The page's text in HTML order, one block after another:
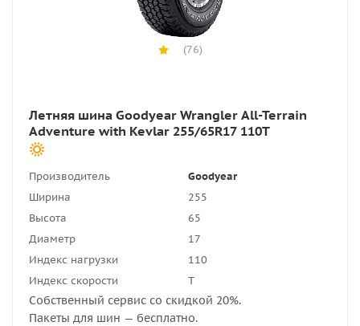
(76)
Летняя шина Goodyear Wrangler All-Terrain
Adventure with Kevlar 255/65R17 110T
Производитель
Goodyear
Ширина
255
Высота
65
Диаметр
17
Индекс нагрузки
110
Индекс скорости
T
Собственный сервис со скидкой 20%.
Пакеты для шин — бесплатно.